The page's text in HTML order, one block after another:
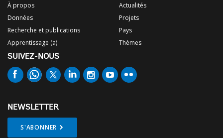
À propos
Données
Recherche et publications
Apprentissage (a)
Actualités
Projets
Pays
Thèmes
SUIVEZ-NOUS
NEWSLETTER
S'ABONNER